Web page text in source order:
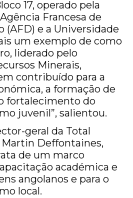
17, operado pela
Francesa de
(AFD) e a Universidade
um exemplo de como
liderado pelo
Minerais,
contribuído para a
a formação de
fortalecimento do
juvenil”, salientou.
geral da Total
Martin Deffontaines,
de um marco
académica e
angolanos e para o
local.